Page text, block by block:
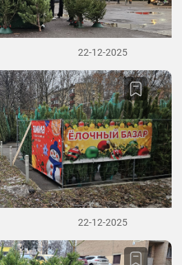
22-12-2025
22-12-2025